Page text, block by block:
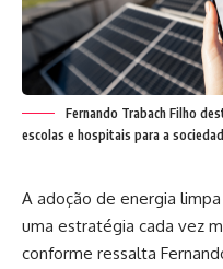
Fernando Trabach Filho
escolas e hospitais para a
A adoção de energia
uma estratégia cada vez
conforme ressalta